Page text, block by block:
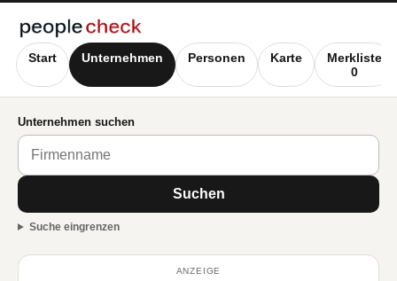
Start Unternehmen Personen Karte
Merkliste
0
Unternehmen suchen
Suchen
Suche eingrenzen
ANZEIGE